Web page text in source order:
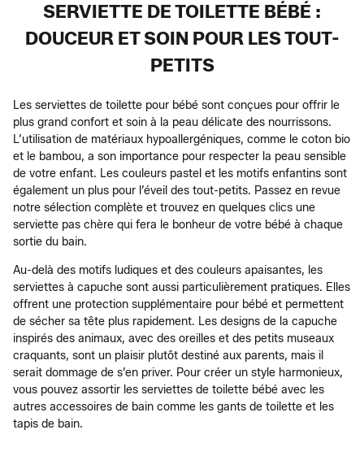
SERVIETTE DE TOILETTE BÉBÉ :
DOUCEUR ET SOIN POUR LES TOUT-
PETITS
Les serviettes de toilette pour bébé sont conçues pour offrir le
plus grand confort et soin à la peau délicate des nourrissons.
L’utilisation de matériaux hypoallergéniques, comme le coton bio
et le bambou, a son importance pour respecter la peau sensible
de votre enfant. Les couleurs pastel et les motifs enfantins sont
également un plus pour l’éveil des tout-petits. Passez en revue
notre sélection complète et trouvez en quelques clics une
serviette pas chère qui fera le bonheur de votre bébé à chaque
sortie du bain.
Au-delà des motifs ludiques et des couleurs apaisantes, les
serviettes à capuche sont aussi particulièrement pratiques. Elles
offrent une protection supplémentaire pour bébé et permettent
de sécher sa tête plus rapidement. Les designs de la capuche
inspirés des animaux, avec des oreilles et des petits museaux
craquants, sont un plaisir plutôt destiné aux parents, mais il
serait dommage de s’en priver. Pour créer un style harmonieux,
vous pouvez assortir les serviettes de toilette bébé avec les
autres accessoires de bain comme les gants de toilette et les
tapis de bain.